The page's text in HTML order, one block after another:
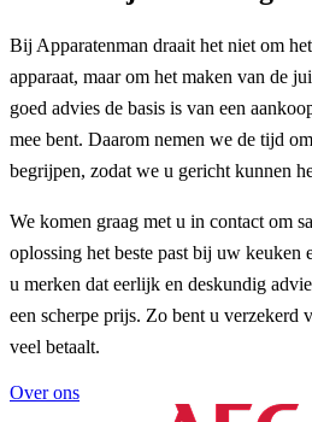
Bij Apparatenman draait het niet om
apparaat, maar om het maken van de
goed advies de basis is van een
mee bent. Daarom nemen we de tijd
begrijpen, zodat we u gericht kunnen
We komen graag met u in contact om
oplossing het beste past bij uw
u merken dat eerlijk en deskundig
een scherpe prijs. Zo bent u verzekerd
veel betaalt.
Over ons